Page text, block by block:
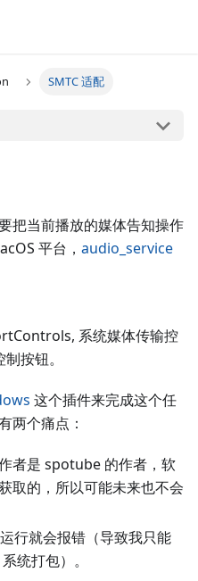
SMTC 适配
把当前播放的媒体告知操作
平台， audio_service
系统媒体传输控
按钮。
这个插件来完成这个任
两个痛点：
者是 spotube 的作者，软
取的，所以可能未来也不会
行就会报错（导致我只能
统打包）。